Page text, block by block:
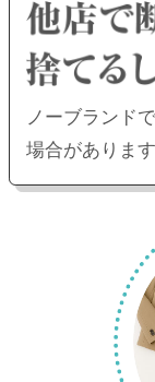
ノーブランド
場合がありま